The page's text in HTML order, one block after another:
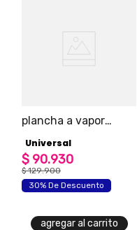
plancha a vapor
Universal
$ 90.930
$ 129.900
30% De Descuento
agregar al carrito